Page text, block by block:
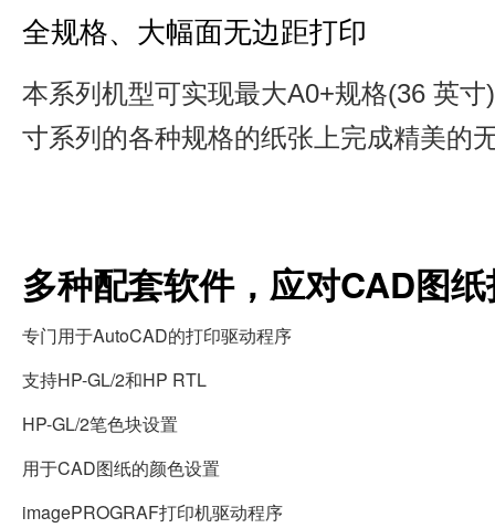
全规格、大幅面无边距打印
本系列机型可实现最大A0+规格(36 英
寸系列的各种规格的纸张上完成精美的
多种配套软件，应对CAD图
专门用于AutoCAD的打印驱动程序
支持HP-GL/2和HP RTL
HP-GL/2笔色块设置
用于CAD图纸的颜色设置
imagePROGRAF打印机驱动程序